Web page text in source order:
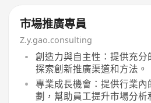
市場推廣專員
Z.y.gao.consulting
創造力與自主性：提供充
探索創新推廣渠道和方法。
專業成長機會：提供行業
劃，幫助員工提升市場分析